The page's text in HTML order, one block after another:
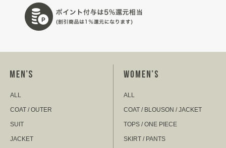
ALL
COAT / OUTER
SUIT
JACKET
ALL
COAT / BLOUSON / JACKET
TOPS / ONE PIECE
SKIRT / PANTS